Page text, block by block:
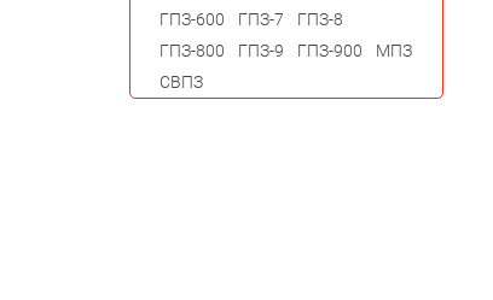
ГПЗ-600
ГПЗ-7
ГПЗ-8
ГПЗ-800
ГПЗ-9 ГПЗ-900
МПЗ
СВПЗ